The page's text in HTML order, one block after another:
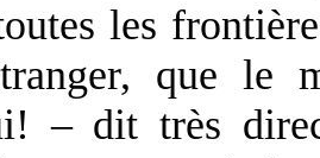
les
que le
– dit très